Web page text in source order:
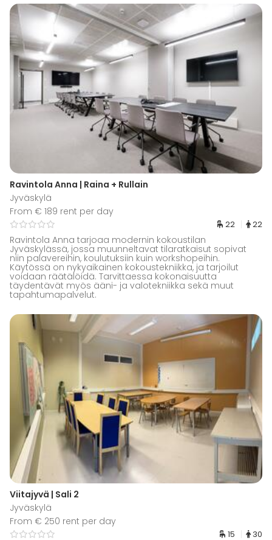
Ravintola Anna | Raina + Rullain
Jyväskylä
From € 189 rent per day
22 22
Ravintola Anna tarjoaa modernin kokoustilan
Jyväskylässä, jossa muunneltavat tilaratkaisut sopivat
niin palavereihin, koulutuksiin kuin workshopeihin.
Käytössä on nykyaikainen kokoustekniikka, ja tarjoilut
voidaan räätälöidä. Tarvittaessa kokonaisuutta
täydentävät myös ääni- ja valotekniikka sekä muut
tapahtumapalvelut.
Viitajyvä | Sali 2
Jyväskylä
From € 250 rent per day
15 30